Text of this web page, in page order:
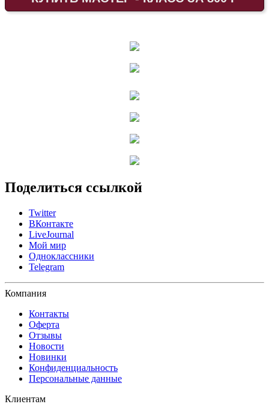
Поделиться ссылкой
Twitter
ВКонтакте
LiveJournal
Мой мир
Одноклассники
Telegram
Компания
Контакты
Оферта
Отзывы
Новости
Новинки
Конфиденциальность
Персональные данные
Клиентам